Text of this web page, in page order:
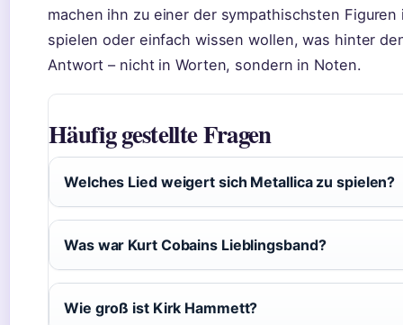
machen ihn zu einer der sympathischsten
spielen oder einfach wissen wollen, was hinter
Antwort – nicht in Worten, sondern in Noten.
Häufig gestellte Fragen
Welches Lied weigert sich Metallica zu spielen?
Was war Kurt Cobains Lieblingsband?
Wie groß ist Kirk Hammett?